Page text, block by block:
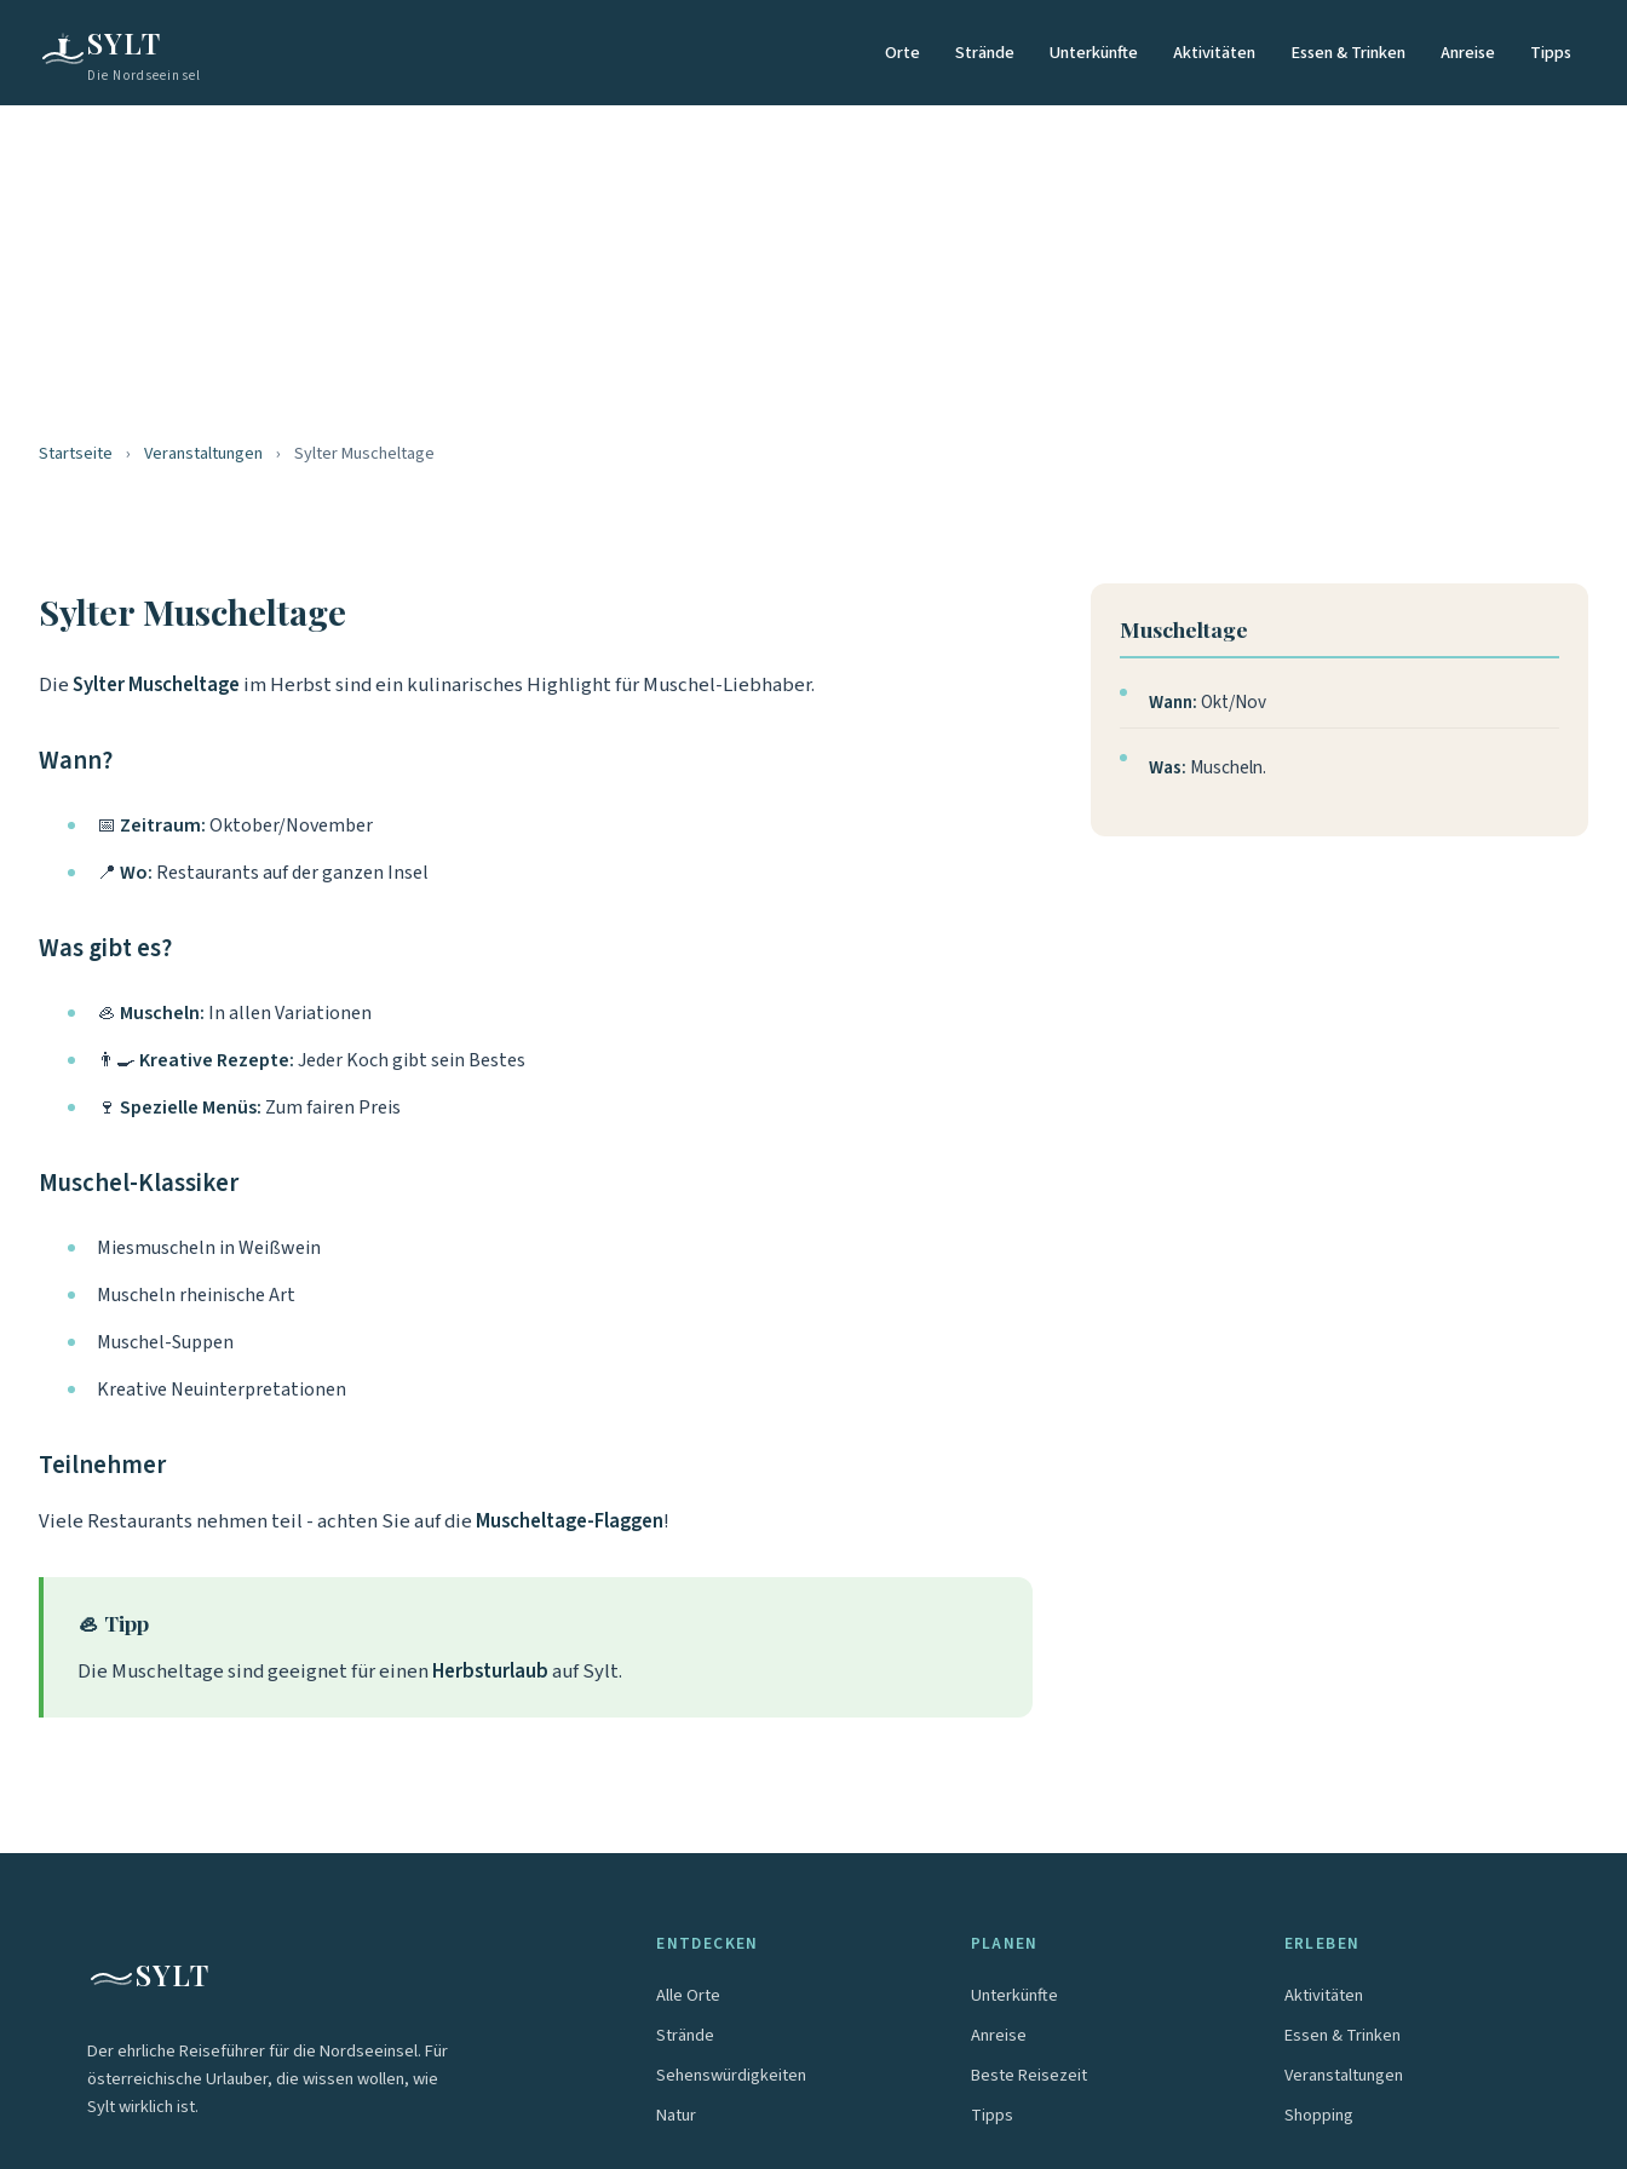
SYLT
Die Nordseeinsel
Orte Strände Unterkünfte Aktivitäten Essen & Trinken Anreise Tipps
Startseite › Veranstaltungen › Sylter Muscheltage
Sylter Muscheltage
DieSylter Muscheltage im Herbst sind ein kulinarisches Highlight für Muschel-Liebhaber.
Wann?
📅 Zeitraum:Oktober/November
📍 Wo: Restaurants auf der ganzen Insel
Was gibt es?
🦪 Muscheln: In allen Variationen
👨‍🍳 Kreative Rezepte:Jeder Koch gibt sein Bestes
🍷 Spezielle Menüs: Zum fairen Preis
Muschel-Klassiker
Miesmuscheln in Weißwein
Muscheln rheinische Art
Muschel-Suppen
Kreative Neuinterpretationen
Teilnehmer
Viele Restaurants nehmen teil - achten Sie auf die Muscheltage-Flaggen!
🦪 Tipp
Die Muscheltage sind geeignet für einen Herbsturlaubauf Sylt.
Muscheltage
Wann:Okt/Nov
Was: Muscheln.
SYLT
Der ehrliche Reiseführer für die Nordseeinsel. Für
österreichische Urlauber, die wissen wollen, wie
Sylt wirklich ist.
ENTDECKEN
Alle Orte
Strände
Sehenswürdigkeiten
Natur
PLANEN
Unterkünfte
Anreise
Beste Reisezeit
Tipps
ERLEBEN
Aktivitäten
Essen & Trinken
Veranstaltungen
Shopping